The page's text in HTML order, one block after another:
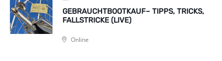
GEBRAUCHTBOOTKAUF– TIPPS, TRICKS,
FALLSTRICKE (LIVE)
Online